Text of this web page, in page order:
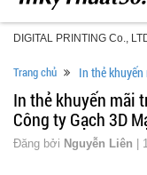
DIGITAL PRINTING Co.,
Trang chủ In thẻ khuyến
In thẻ khuyến mãi
Công ty Gạch 3D
Đăng bởi Nguyễn Liên |